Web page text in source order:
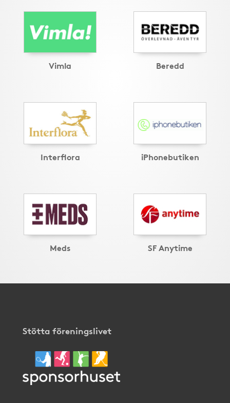
Vimla Beredd
Interflora iPhonebutiken
Meds SF Anytime
Stötta föreningslivet